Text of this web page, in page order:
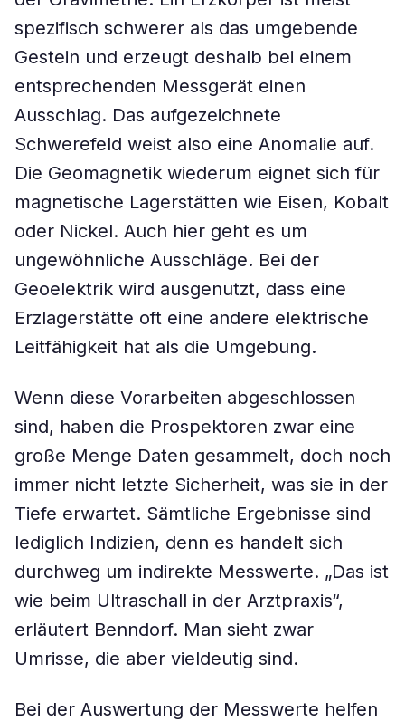
spezifisch schwerer als das umgebende
Gestein und erzeugt deshalb bei einem
entsprechenden Messgerät einen
Ausschlag. Das aufgezeichnete
Schwerefeld weist also eine Anomalie auf.
Die Geomagnetik wiederum eignet sich für
magnetische Lagerstätten wie Eisen, Kobalt
oder Nickel. Auch hier geht es um
ungewöhnliche Ausschläge. Bei der
Geoelektrik wird ausgenutzt, dass eine
Erzlagerstätte oft eine andere elektrische
Leitfähigkeit hat als die Umgebung.
Wenn diese Vorarbeiten abgeschlossen
sind, haben die Prospektoren zwar eine
große Menge Daten gesammelt, doch noch
immer nicht letzte Sicherheit, was sie in der
Tiefe erwartet. Sämtliche Ergebnisse sind
lediglich Indizien, denn es handelt sich
durchweg um indirekte Messwerte. „Das ist
wie beim Ultraschall in der Arztpraxis“,
erläutert Benndorf. Man sieht zwar
Umrisse, die aber vieldeutig sind.
Bei der Auswertung der Messwerte helfen